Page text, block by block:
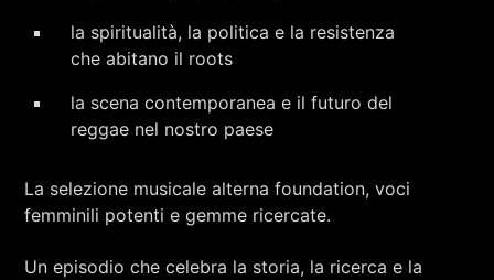
la spiritualità, la politica e la resistenza
che abitano il roots
la scena contemporanea e il futuro del
reggae nel nostro paese
La selezione musicale alterna foundation, voci
femminili potenti e gemme ricercate.
Un episodio che celebra la storia, la ricerca e la